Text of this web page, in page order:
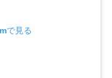
で見る